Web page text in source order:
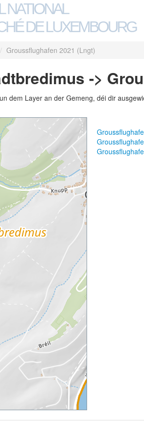
NATIONAL
DE LUXEMBOURG
/ Groussflughafen 2021 (Lngt)
->
dem Layer an der Gemeng, déi dir